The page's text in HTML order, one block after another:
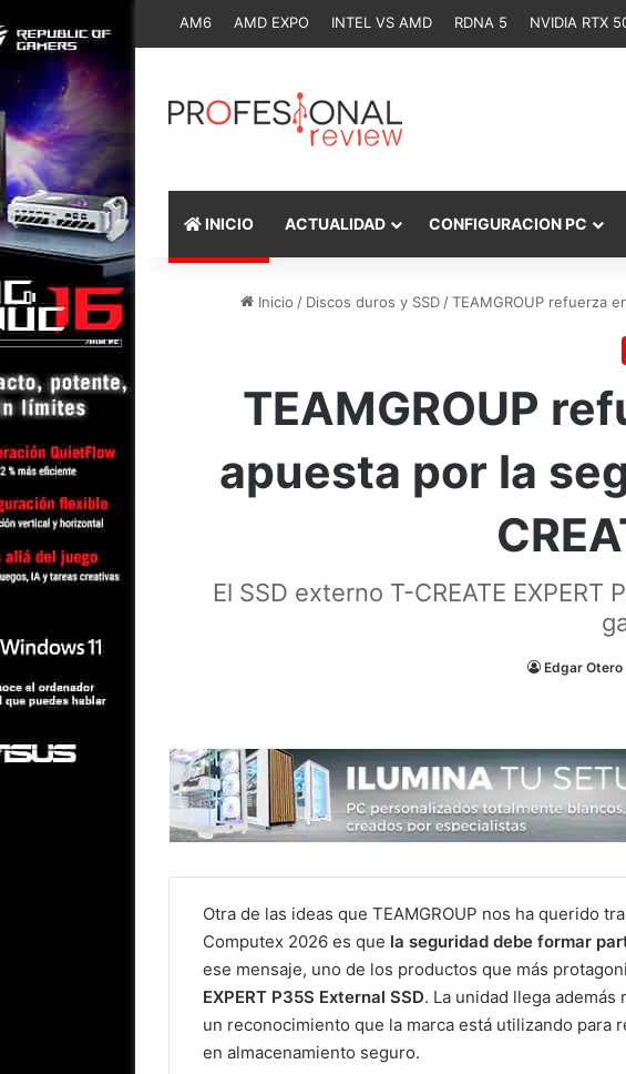
AM6 AMD EXPO INTEL VS AMD RDNA 5 NVIDIA RTX
INICIO ACTUALIDAD CONFIGURACION PC
Inicio / Discos duros y SSD / TEAMGROUP refuerza
TEAMGROUP
apuesta por la
El SSD externo T-CREATE
Edgar Otero
Otra de las ideas que TEAMGROUP nos ha querido
Computex 2026 es que la seguridad debe formar
ese mensaje, uno de los productos que más
EXPERT P35S External SSD. La unidad llega además
un reconocimiento que la marca está utilizando para
en almacenamiento seguro.